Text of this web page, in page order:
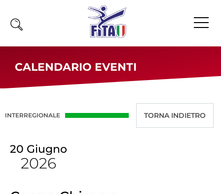
News
Atleti
Atleti Combattimento
Atleti Parataekwondo
CALENDARIO EVENTI
INTERREGIONALE
20 Giugno
2026